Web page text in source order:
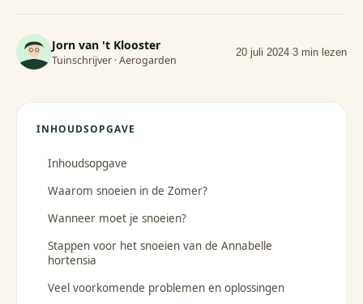
Jorn van 't Klooster
Tuinschrijver · Aerogarden
20 juli 2024·3 min lezen
INHOUDSOPGAVE
Inhoudsopgave
Waarom snoeien in de Zomer?
Wanneer moet je snoeien?
Stappen voor het snoeien van de Annabelle
hortensia
Veel voorkomende problemen en oplossingen